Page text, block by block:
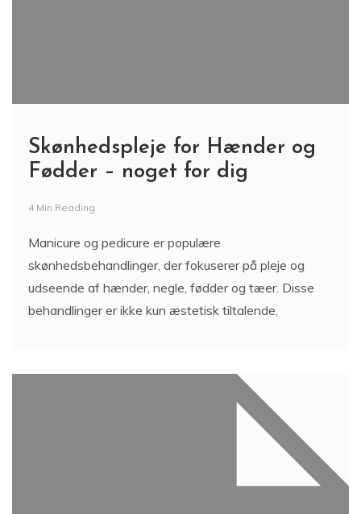
Skønhedspleje for Hænder og
Fødder – noget for dig
4 Min Reading
Manicure og pedicure er populære
skønhedsbehandlinger, der fokuserer på pleje og
udseende af hænder, negle, fødder og tæer. Disse
behandlinger er ikke kun æstetisk tiltalende,